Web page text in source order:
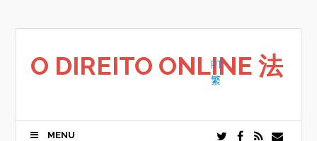
O DIREITO ONLINE 法
PT
繁
MENU